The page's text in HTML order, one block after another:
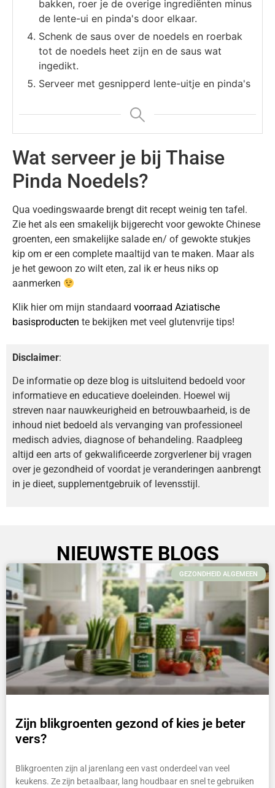
bakken, roer je de overige ingrediënten minus
de lente-ui en pinda's door elkaar.
Schenk de saus over de noedels en roerbak
tot de noedels heet zijn en de saus wat
ingedikt.
Serveer met gesnipperd lente-uitje en pinda's
Wat serveer je bij Thaise
Pinda Noedels?
Qua voedingswaarde brengt dit recept weinig ten tafel.
Zie het als een smakelijk bijgerecht voor gewokte Chinese
groenten, een smakelijke salade en/ of gewokte stukjes
kip om er een complete maaltijd van te maken. Maar als
je het gewoon zo wilt eten, zal ik er heus niks op
aanmerken
Klik hier om mijn standaard voorraad Aziatische
basisproducten te bekijken met veel glutenvrije tips!
Disclaimer:
De informatie op deze blog is uitsluitend bedoeld voor
informatieve en educatieve doeleinden. Hoewel wij
streven naar nauwkeurigheid en betrouwbaarheid, is de
inhoud niet bedoeld als vervanging van professioneel
medisch advies, diagnose of behandeling. Raadpleeg
altijd een arts of gekwalificeerde zorgverlener bij vragen
over je gezondheid of voordat je veranderingen aanbrengt
in je dieet, supplementgebruik of levensstijl.
NIEUWSTE BLOGS
GEZONDHEID ALGEMEEN
Zijn blikgroenten gezond of kies je beter
vers?
Blikgroenten zijn al jarenlang een vast onderdeel van veel
keukens. Ze zijn betaalbaar, lang houdbaar en snel te gebruiken